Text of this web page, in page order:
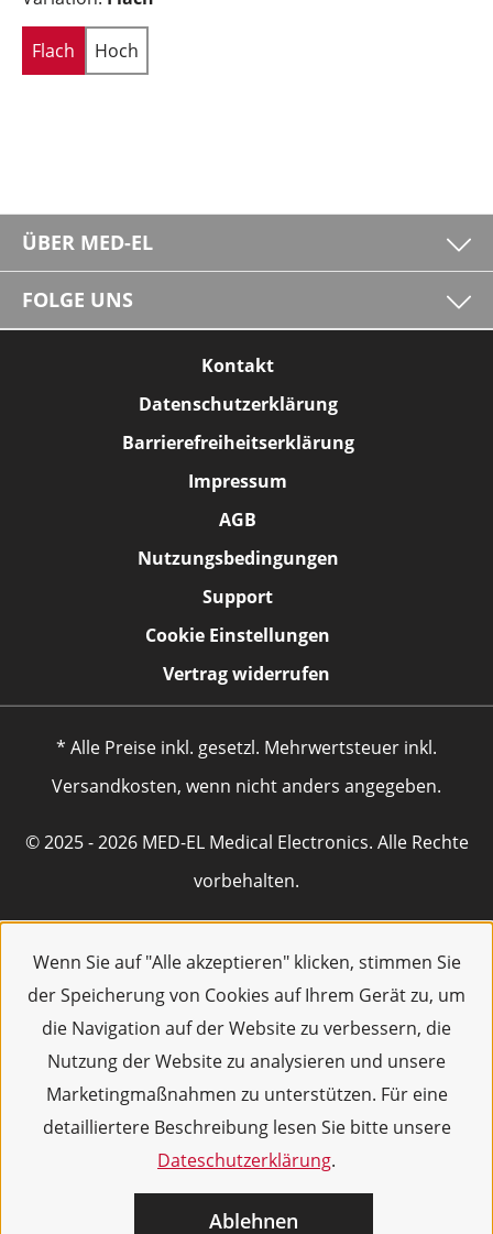
Wenn Sie auf "Alle akzeptieren" klicken, stimmen Sie
der Speicherung von Cookies auf Ihrem Gerät zu, um
die Navigation auf der Website zu verbessern, die
Nutzung der Website zu analysieren und unsere
Marketingmaßnahmen zu unterstützen. Für eine
detailliertere Beschreibung lesen Sie bitte unsere
Dateschutzerklärung.
Ablehnen
Flach Hoch
ÜBER MED-EL
FOLGE UNS
Kontakt
Datenschutzerklärung
Barrierefreiheitserklärung
Impressum
AGB
Nutzungsbedingungen
Support
Cookie Einstellungen
Vertrag widerrufen
* Alle Preise inkl. gesetzl. Mehrwertsteuer inkl.
Versandkosten, wenn nicht anders angegeben.
© 2025 - 2026 MED-EL Medical Electronics. Alle Rechte
vorbehalten.